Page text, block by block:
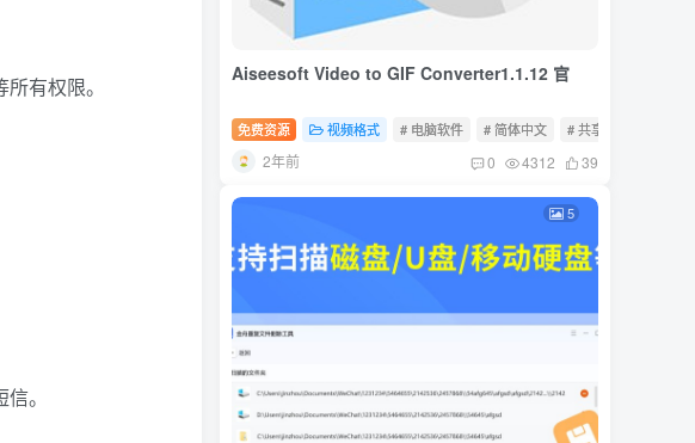
有权限。
。
Aiseesoft Video to GIF Converter1.1.12 官
免费资源 视频格式 # 电脑软件 # 简体中文 # 共享软件
2年前 0 4312 39
5